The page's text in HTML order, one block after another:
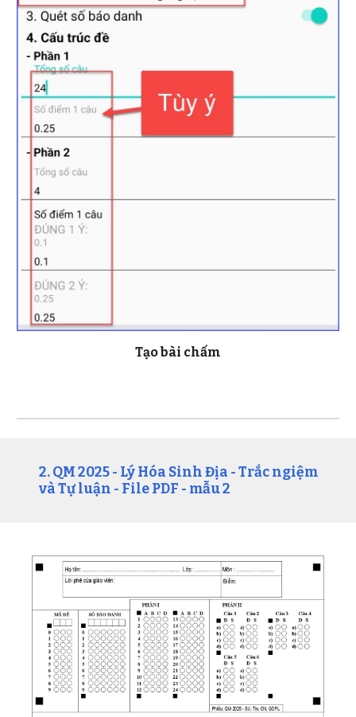
Tạo bài chấm
2. QM 2025 - Lý Hóa Sinh Địa - Trắc ngiệm
và Tự luận - File PDF - mẫu 2